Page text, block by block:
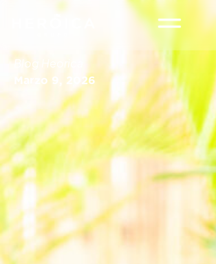
Blog Heorica
Marzo 9, 2026